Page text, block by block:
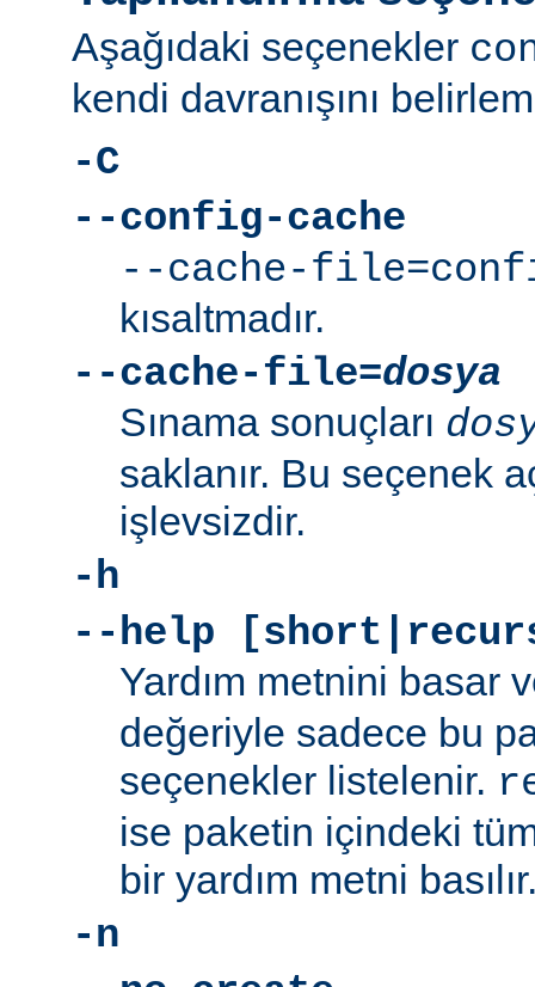
Aşağıdaki seçenekler
kendi davranışını
-C
--config-cache
--cache-
kısaltmadır.
--cache-file=dosya
Sınama sonuçları
saklanır. Bu seçenek
işlevsizdir.
-h
--help
Yardım metnini basar
değeriyle sadece bu
seçenekler listelenir.
ise paketin içindeki
bir yardım metni
-n